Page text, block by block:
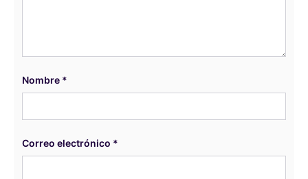
Nombre *
Correo electrónico *